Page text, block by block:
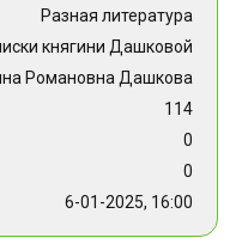
Разная литература
княгини Дашковой
Романовна Дашкова
114
0
0
6-01-2025, 16:00